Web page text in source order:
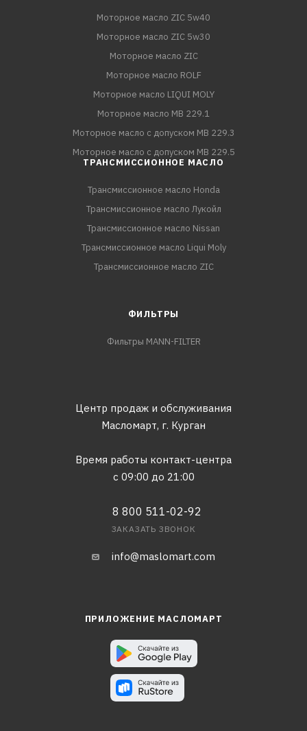
Моторное масло ZIC 5w40
Моторное масло ZIC 5w30
Моторное масло ZIC
Моторное масло ROLF
Моторное масло LIQUI MOLY
Моторное масло MB 229.1
Моторное масло с допуском MB 229.3
Моторное масло с допуском MB 229.5
ТРАНСМИССИОННОЕ МАСЛО
Трансмиссионное масло Honda
Трансмиссионное масло Лукойл
Трансмиссионное масло Nissan
Трансмиссионное масло Liqui Moly
Трансмиссионное масло ZIC
ФИЛЬТРЫ
Фильтры MANN-FILTER
Центр продаж и обслуживания
Масломарт, г. Курган
Время работы контакт-центра
с 09:00 до 21:00
8 800 511-02-92
ЗАКАЗАТЬ ЗВОНОК
info@maslomart.com
ПРИЛОЖЕНИЕ МАСЛОМАРТ